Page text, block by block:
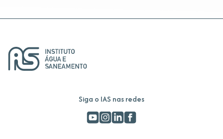
Siga o IAS nas redes